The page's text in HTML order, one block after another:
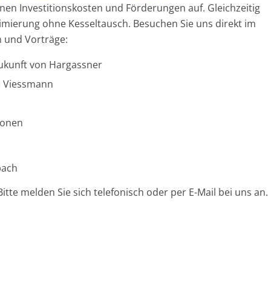
Investitionskosten und Förderungen auf. Gleichzeitig
ohne Kesseltausch. Besuchen Sie uns direkt im
und Vorträge:
von Hargassner
melden Sie sich telefonisch oder per E-Mail bei uns an.